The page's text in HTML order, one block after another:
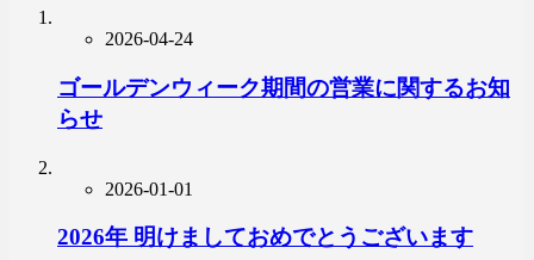
2026-04-24
ゴールデンウィーク期間の営業に関するお知
らせ
2026-01-01
2026年 明けましておめでとうございます